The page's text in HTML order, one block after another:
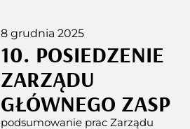
8 grudnia 2025
10. POSIEDZENIE
ZARZĄDU
GŁÓWNEGO ZASP
podsumowanie prac Zarządu